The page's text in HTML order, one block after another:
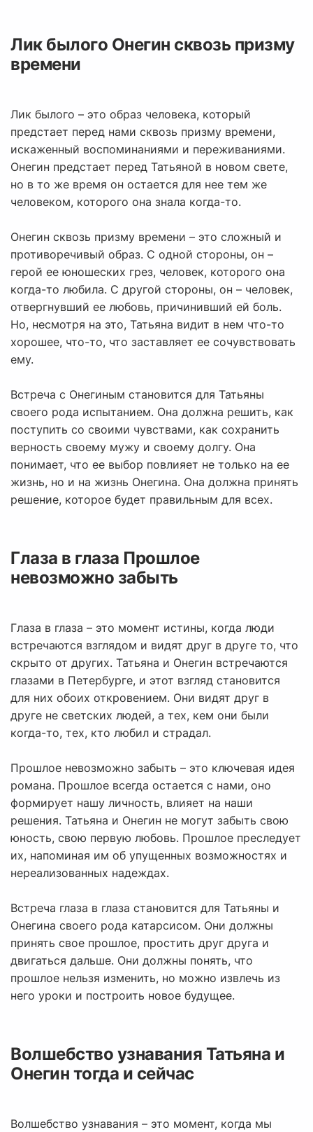
Лик былого Онегин сквозь призму
времени
Лик былого – это образ человека, который
предстает перед нами сквозь призму времени,
искаженный воспоминаниями и переживаниями.
Онегин предстает перед Татьяной в новом свете,
но в то же время он остается для нее тем же
человеком, которого она знала когда-то.
Онегин сквозь призму времени – это сложный и
противоречивый образ. С одной стороны, он –
герой ее юношеских грез, человек, которого она
когда-то любила. С другой стороны, он – человек,
отвергнувший ее любовь, причинивший ей боль.
Но, несмотря на это, Татьяна видит в нем что-то
хорошее, что-то, что заставляет ее сочувствовать
ему.
Встреча с Онегиным становится для Татьяны
своего рода испытанием. Она должна решить, как
поступить со своими чувствами, как сохранить
верность своему мужу и своему долгу. Она
понимает, что ее выбор повлияет не только на ее
жизнь, но и на жизнь Онегина. Она должна принять
решение, которое будет правильным для всех.
Глаза в глаза Прошлое
невозможно забыть
Глаза в глаза – это момент истины, когда люди
встречаются взглядом и видят друг в друге то, что
скрыто от других. Татьяна и Онегин встречаются
глазами в Петербурге, и этот взгляд становится
для них обоих откровением. Они видят друг в
друге не светских людей, а тех, кем они были
когда-то, тех, кто любил и страдал.
Прошлое невозможно забыть – это ключевая идея
романа. Прошлое всегда остается с нами, оно
формирует нашу личность, влияет на наши
решения. Татьяна и Онегин не могут забыть свою
юность, свою первую любовь. Прошлое преследует
их, напоминая им об упущенных возможностях и
нереализованных надеждах.
Встреча глаза в глаза становится для Татьяны и
Онегина своего рода катарсисом. Они должны
принять свое прошлое, простить друг друга и
двигаться дальше. Они должны понять, что
прошлое нельзя изменить, но можно извлечь из
него уроки и построить новое будущее.
Волшебство узнавания Татьяна и
Онегин тогда и сейчас
Волшебство узнавания – это момент, когда мы